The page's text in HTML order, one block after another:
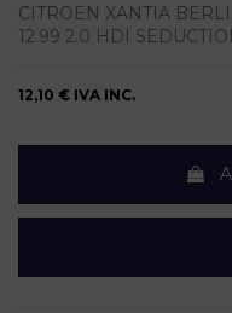
CITROEN XANTIA
12.99 2.0 HDI
12,10 € IVA INC.